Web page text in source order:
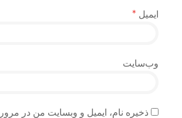
ایمیل *
وب‌سایت
ذخیره نام، ایمیل و وبسایت من در